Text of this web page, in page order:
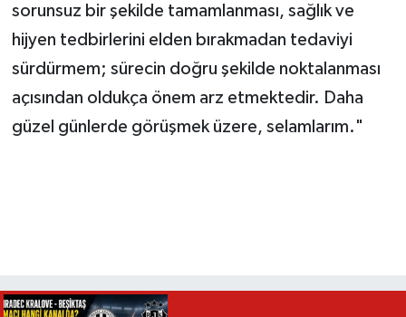
sorunsuz bir şekilde tamamlanması, sağlık ve
hijyen tedbirlerini elden bırakmadan tedaviyi
sürdürmem; sürecin doğru şekilde noktalanması
açısından oldukça önem arz etmektedir. Daha
güzel günlerde görüşmek üzere, selamlarım."